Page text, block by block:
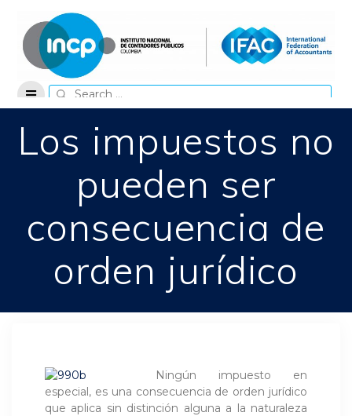
content
Search
for:
Los impuestos no
pueden ser
consecuencia de
orden jurídico
Ningún impuesto en
especial, es una consecuencia de orden jurídico
que aplica sin distinción alguna a la naturaleza